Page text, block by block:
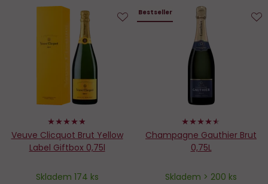
96%
Veuve Clicquot Brut Yellow
Label Giftbox 0,75l
Skladem 174 ks
Bestseller
90%
Champagne Gauthier Brut
0,75L
Skladem > 200 ks